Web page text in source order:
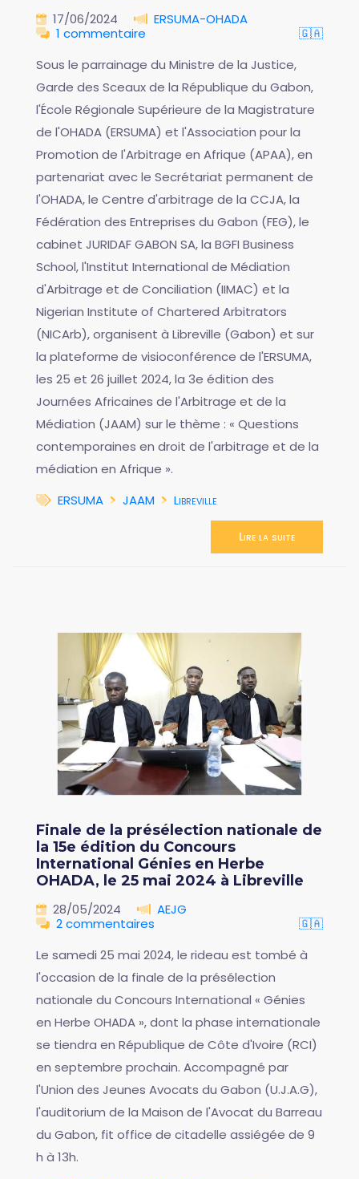
17/06/2024
ERSUMA-OHADA
1 commentaire
🇬🇦
Sous le parrainage du Ministre de la Justice,
Garde des Sceaux de la République du Gabon,
l'École Régionale Supérieure de la Magistrature
de l'OHADA (ERSUMA) et l'Association pour la
Promotion de l'Arbitrage en Afrique (APAA), en
partenariat avec le Secrétariat permanent de
l'OHADA, le Centre d'arbitrage de la CCJA, la
Fédération des Entreprises du Gabon (FEG), le
cabinet JURIDAF GABON SA, la BGFI Business
School, l'Institut International de Médiation
d'Arbitrage et de Conciliation (IIMAC) et la
Nigerian Institute of Chartered Arbitrators
(NICArb), organisent à Libreville (Gabon) et sur
la plateforme de visioconférence de l'ERSUMA,
les 25 et 26 juillet 2024, la 3e édition des
Journées Africaines de l'Arbitrage et de la
Médiation (JAAM) sur le thème : « Questions
contemporaines en droit de l'arbitrage et de la
médiation en Afrique ».
ERSUMA
JAAM Libreville
Lire la suite
Finale de la présélection nationale de
la 15e édition du Concours
International Génies en Herbe
OHADA, le 25 mai 2024 à Libreville
28/05/2024
AEJG
2 commentaires
🇬🇦
Le samedi 25 mai 2024, le rideau est tombé à
l'occasion de la finale de la présélection
nationale du Concours International « Génies
en Herbe OHADA », dont la phase internationale
se tiendra en République de Côte d'Ivoire (RCI)
en septembre prochain. Accompagné par
l'Union des Jeunes Avocats du Gabon (U.J.A.G),
l'auditorium de la Maison de l'Avocat du Barreau
du Gabon, fit office de citadelle assiégée de 9
h à 13h.